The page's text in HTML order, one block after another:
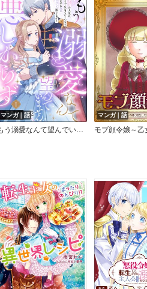
マンガ｜話
もう溺愛なんて望んでいませんので、悪しからず ～11回目の人生はひとりで生きていくつもりだったのに急に迫られても困ります～（分冊版）
マンガ｜話